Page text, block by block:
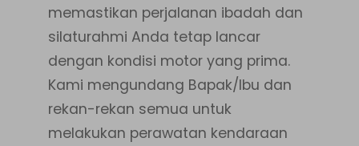
memastikan perjalanan ibadah dan
silaturahmi Anda tetap lancar
dengan kondisi motor yang prima.
Kami mengundang Bapak/Ibu dan
rekan-rekan semua untuk
melakukan perawatan kendaraan